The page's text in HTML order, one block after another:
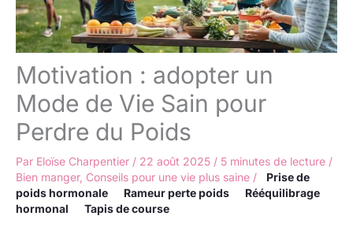
Motivation : adopter un
Mode de Vie Sain pour
Perdre du Poids
Par Eloïse Charpentier / 22 août 2025 / 5 minutes de lecture /
Bien manger, Conseils pour une vie plus saine /
Prise de
poids hormonale
Rameur perte poids
Rééquilibrage
hormonal
Tapis de course